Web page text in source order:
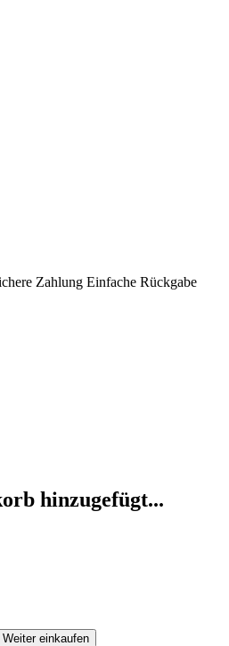
Zahlung Einfache Rückgabe
hinzugefügt...
Weiter einkaufen